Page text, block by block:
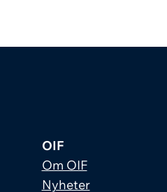
OIF
Om OIF
Nyheter